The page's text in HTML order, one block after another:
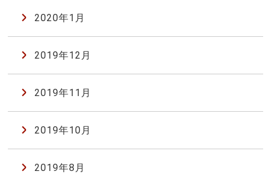
2020年1月
2019年12月
2019年11月
2019年10月
2019年8月